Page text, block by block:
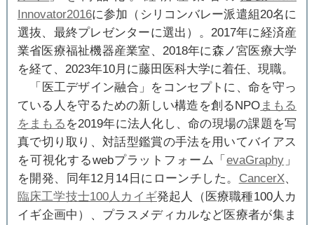
Innovator2016に参加（シリコンバレー派遣組20名に
選抜、最終プレゼンターに選出）。2017年に経済産
業省医療福祉機器産業室、2018年に森ノ宮医療大学
を経て、2023年10月に藤田医科大学に着任、現職。
「医工デザイン融合」をコンセプトに、命を守っ
ている人を守るための新しい構造を創るNPO まもる
をまもる を2019年に法人化し、命の現場の課題を写
真で切り取り、対話型鑑賞の手法を用いてバイアス
を可視化するwebプラットフォーム「evaGraphy 」
を開発、同年12月14日にローンチした。 CancerX、
臨床工学技士100人カイギ発起人（医療職種100人カ
イギ企画中）、プラスメディカルなど医療者が集ま